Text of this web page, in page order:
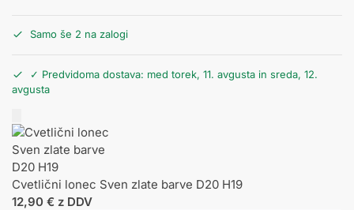
Samo še 2 na zalogi
✓ Predvidoma dostava: med torek, 11. avgusta in sreda, 12.
avgusta
Cvetlični lonec Sven zlate barve D20 H19
12,90 € z DDV